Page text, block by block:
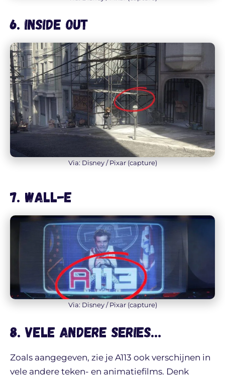
6. Inside Out
Via: Disney / Pixar (capture)
7. Wall-E
Via: Disney / Pixar (capture)
8. Vele andere series…
Zoals aangegeven, zie je A113 ook verschijnen in
vele andere teken- en animatiefilms. Denk